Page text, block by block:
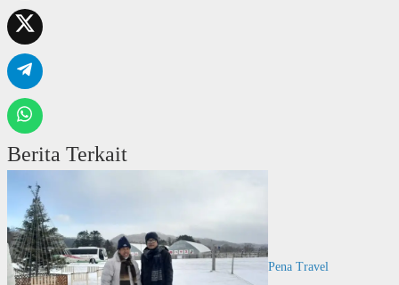
Berita Terkait
Pena Travel